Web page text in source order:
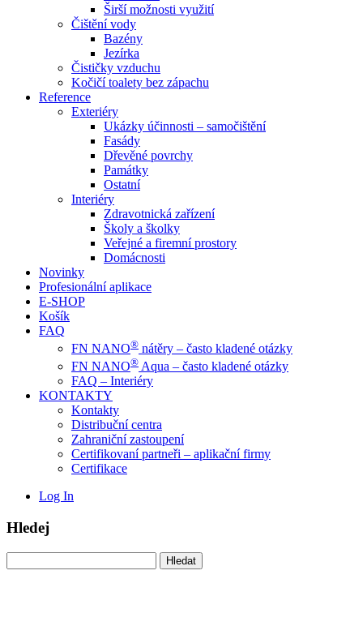
Širší možnosti využití
Čištění vody
Bazény
Jezírka
Čističky vzduchu
Kočičí toalety bez zápachu
Reference
Exteriéry
Ukázky účinnosti – samočištění
Fasády
Dřevěné povrchy
Památky
Ostatní
Interiéry
Zdravotnická zařízení
Školy a školky
Veřejné a firemní prostory
Domácnosti
Novinky
Profesionální aplikace
E-SHOP
Košík
FAQ
FN NANO® nátěry – často kladené otázky
FN NANO® Aqua – často kladené otázky
FAQ – Interiéry
KONTAKTY
Kontakty
Distribuční centra
Zahraniční zastoupení
Certifikovaní partneři – aplikační firmy
Certifikace
Log In
Hledej